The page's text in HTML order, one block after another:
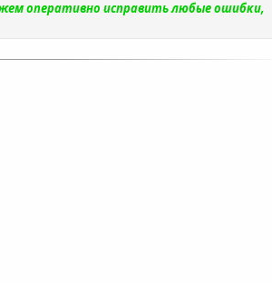
оперативно исправить любые ошибки,